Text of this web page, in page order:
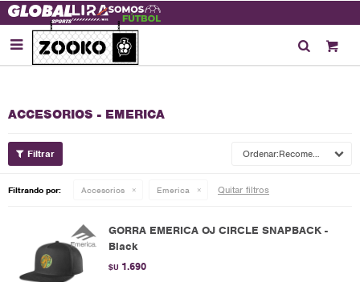

ACCESORIOS - EMERICA
Recomendados
Filtrando por: Accesorios Emerica Quitar filtros
GORRA EMERICA OJ CIRCLE SNAPBACK -
Black
$U 1.690